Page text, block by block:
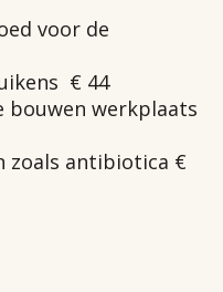
voor de
€ 44
bouwen werkplaats
zoals antibiotica €